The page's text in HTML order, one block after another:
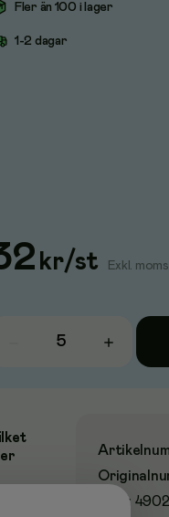
Fler än 100 i lager
1-2 dagar
kr/st Exkl. moms
EAN: